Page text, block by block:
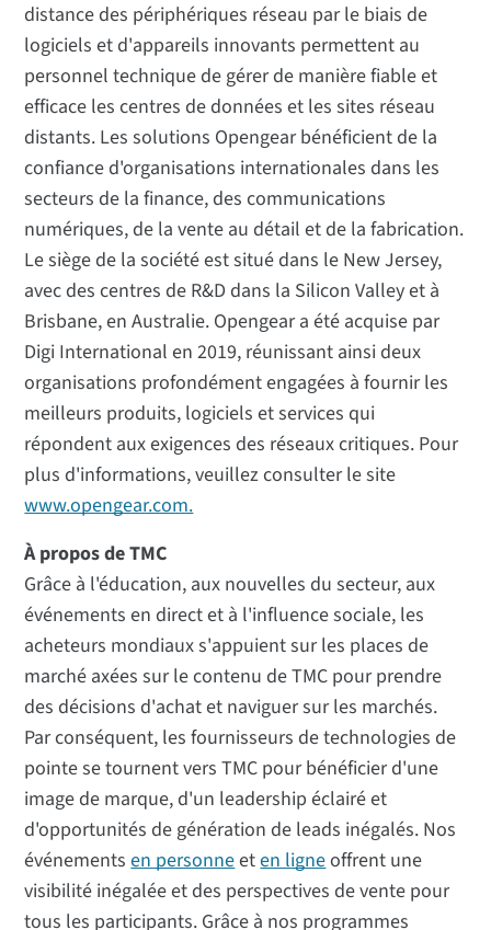
distance des périphériques réseau par le biais de
logiciels et d'appareils innovants permettent au
personnel technique de gérer de manière fiable et
efficace les centres de données et les sites réseau
distants. Les solutions Opengear bénéficient de la
confiance d'organisations internationales dans les
secteurs de la finance, des communications
numériques, de la vente au détail et de la fabrication.
Le siège de la société est situé dans le New Jersey,
avec des centres de R&D dans la Silicon Valley et à
Brisbane, en Australie. Opengear a été acquise par
Digi International en 2019, réunissant ainsi deux
organisations profondément engagées à fournir les
meilleurs produits, logiciels et services qui
répondent aux exigences des réseaux critiques. Pour
plus d'informations, veuillez consulter le site
www.opengear.com.
À propos de TMC
Grâce à l'éducation, aux nouvelles du secteur, aux
événements en direct et à l'influence sociale, les
acheteurs mondiaux s'appuient sur les places de
marché axées sur le contenu de TMC pour prendre
des décisions d'achat et naviguer sur les marchés.
Par conséquent, les fournisseurs de technologies de
pointe se tournent vers TMC pour bénéficier d'une
image de marque, d'un leadership éclairé et
d'opportunités de génération de leads inégalés. Nos
événementsen personneeten ligneoffrent une
visibilité inégalée et des perspectives de vente pour
tous les participants. Grâce à nos programmes